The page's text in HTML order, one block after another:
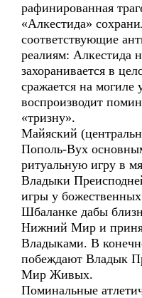
рафинированная
«Алкестида»
соответствующие
реалиям: Алкестида
захоранивается в
сражается на
воспроизводит
«тризну».
Майяский
Пополь-Вух
ритуальную игру в
Владыки
игры у
Шбаланке дабы
Нижний Мир и
Владыками. В
побеждают Владык
Мир Живых.
Поминальные